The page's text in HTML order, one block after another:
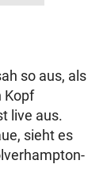
so aus, als
Kopf
live aus.
sieht es